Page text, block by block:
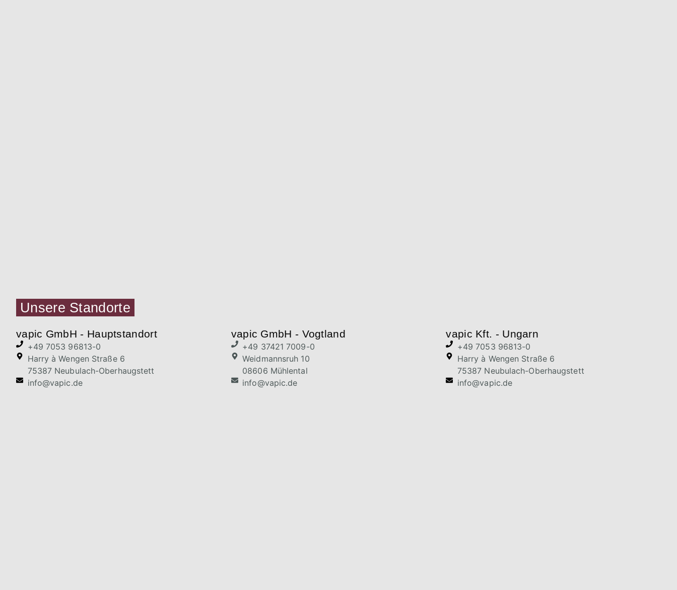
Unsere Standorte
vapic GmbH - Hauptstandort
+49 7053 96813-0
Harry à Wengen Straße 6
75387 Neubulach-Oberhaugstett
info@vapic.de
vapic GmbH - Vogtland
+49 37421 7009-0
Weidmannsruh 10
08606 Mühlental
info@vapic.de
vapic Kft. - Ungarn
+49 7053 96813-0
Harry à Wengen Straße 6
75387 Neubulach-Oberhaugstett
info@vapic.de